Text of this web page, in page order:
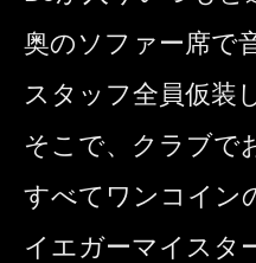
奥のソファー席で
スタッフ全員仮装
そこで、クラブで
すべてワンコイン
イエガーマイスタ